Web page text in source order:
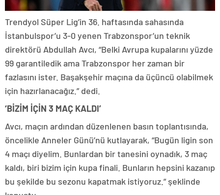
Trendyol Süper Lig’in 36. haftasında sahasında
İstanbulspor’u 3-0 yenen Trabzonspor’un teknik
direktörü Abdullah Avcı, “Belki Avrupa kupalarını yüzde
99 garantiledik ama Trabzonspor her zaman bir
fazlasını ister. Başakşehir maçına da üçüncü olabilmek
için hazırlanacağız.” dedi.
‘BİZİM İÇİN 3 MAÇ KALDI’
Avcı, maçın ardından düzenlenen basın toplantısında,
öncelikle Anneler Günü’nü kutlayarak, “Bugün ligin son
4 maçı diyelim. Bunlardan bir tanesini oynadık, 3 maç
kaldı, biri bizim için kupa finali. Bunların hepsini kazanıp
bu şekilde bu sezonu kapatmak istiyoruz.” şeklinde